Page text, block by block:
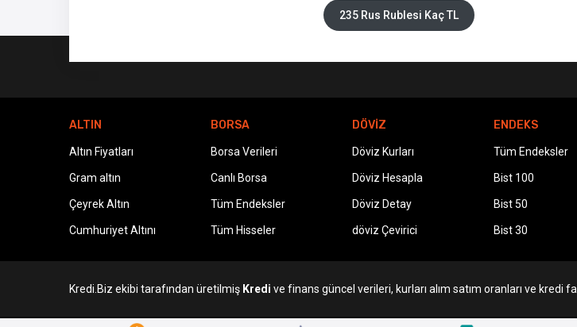
235 Rus Rublesi Kaç TL
ALTIN
Altın Fiyatları
Gram altın
Çeyrek Altın
Cumhuriyet Altını
BORSA
Borsa Verileri
Canlı Borsa
Tüm Endeksler
Tüm Hisseler
DÖVİZ
Döviz Kurları
Döviz Hesapla
Döviz Detay
döviz Çevirici
ENDEKS
Tüm Endeksler
Bist 100
Bist 50
Bist 30
Kredi.Biz ekibi tarafından üretilmiş Kredi ve finans güncel verileri, kurları alım satım oranları ve kredi